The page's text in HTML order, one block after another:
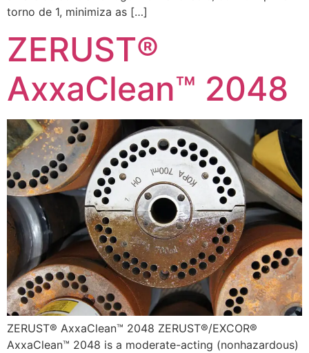
torno de 1, minimiza as […]
ZERUST®
AxxaClean™ 2048
ZERUST® AxxaClean™ 2048 ZERUST®/EXCOR®
AxxaClean™ 2048 is a moderate-acting (nonhazardous)